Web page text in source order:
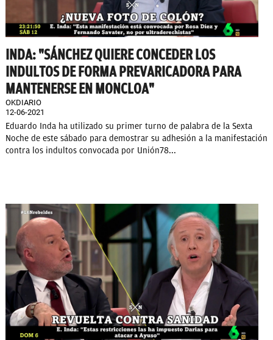
INDA: "SÁNCHEZ QUIERE CONCEDER LOS
INDULTOS DE FORMA PREVARICADORA PARA
MANTENERSE EN MONCLOA"
OKDIARIO
12-06-2021
Eduardo Inda ha utilizado su primer turno de palabra de la Sexta
Noche de este sábado para demostrar su adhesión a la manifestación
contra los indultos convocada por Unión78...